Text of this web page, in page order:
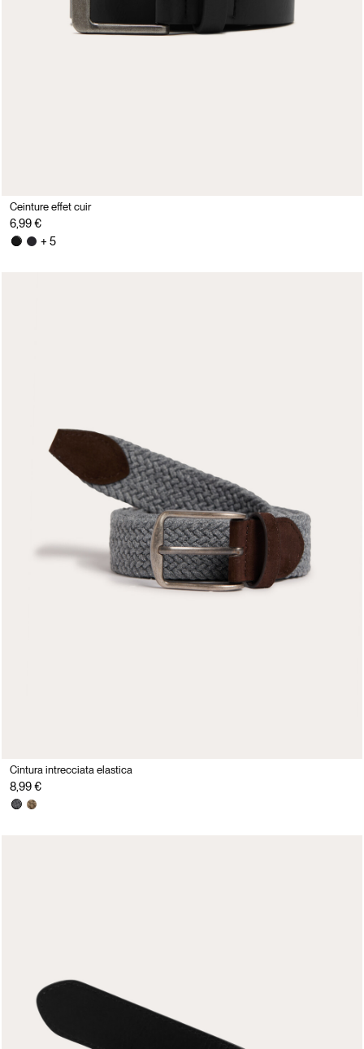
Ceinture effet cuir
6,99 €
+ 5
Cintura intrecciata elastica
8,99 €